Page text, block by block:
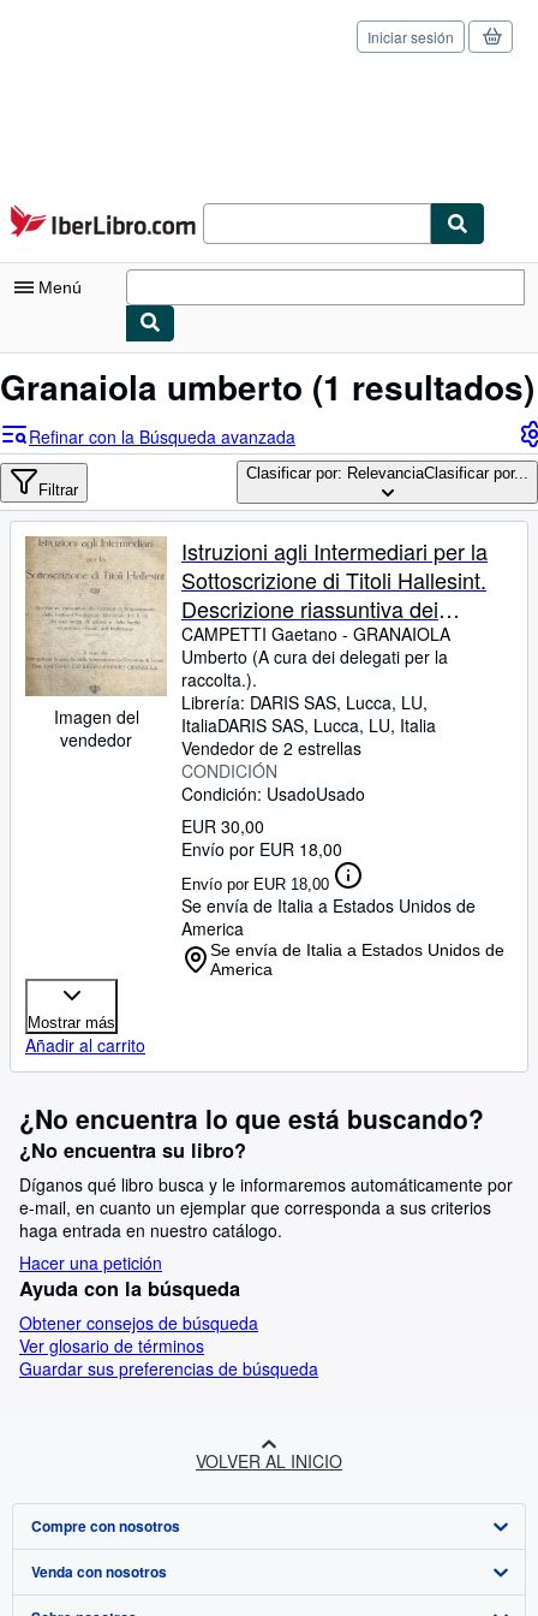
Pasar al contenido principal
IberLibro.com
Iniciar sesión
Menú
Mi cuenta
Cerrar sesión
Búsqueda avanzada
Colecciones
Libros antiguos
Arte y coleccionismo
Vendedores
Comenzar a vender
Ayuda
CERRAR
Granaiola umberto (1 resultados)
Refinar con la Búsqueda avanzada
Filtrar
Clasificar por: RelevanciaClasificar por...
Imagen del
vendedor
Istruzioni agli Intermediari per la
Sottoscrizione di Titoli Hallesint.
Descrizione riassuntiva dei
Contratti di Finanziamento della
Hallesint Fondazione Universale
(H=F.U) dei suoi mezzi di azione e
delle finalità economico - fiscali
dell'Hallesismo.
CAMPETTI Gaetano - GRANAIOLA
Umberto (A cura dei delegati per la
raccolta.).
Librería: DARIS SAS, Lucca, LU,
ItaliaDARIS SAS, Lucca, LU, Italia
Vendedor de 2 estrellas
CONDICIÓN
Condición: UsadoUsado
EUR 30,00
Envío por EUR 18,00
Envío por EUR 18,00
Se envía de Italia a Estados Unidos de
America
Se envía de Italia a Estados Unidos de
America
Mostrar más
Añadir al carrito
¿No encuentra lo que está buscando?
¿No encuentra su libro?
Díganos qué libro busca y le informaremos automáticamente por
e-mail, en cuanto un ejemplar que corresponda a sus criterios
haga entrada en nuestro catálogo.
Hacer una petición
Ayuda con la búsqueda
Obtener consejos de búsqueda
Ver glosario de términos
Guardar sus preferencias de búsqueda
VOLVER AL INICIO
Compre con nosotros
Búsqueda avanzada
Venda con nosotros